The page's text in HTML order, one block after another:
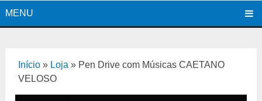
MENU
Início » Loja » Pen Drive com Músicas CAETANO
VELOSO